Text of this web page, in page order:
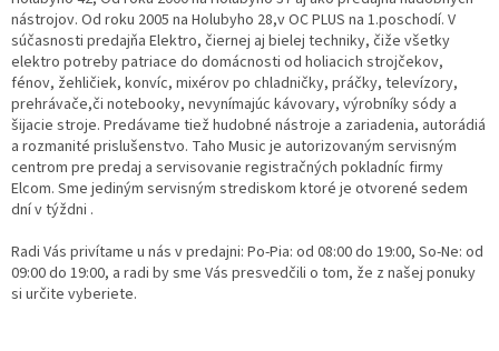
nástrojov. Od roku 2005 na Holubyho 28,v OC PLUS na 1.poschodí. V
súčasnosti predajňa Elektro, čiernej aj bielej techniky, čiže všetky
elektro potreby patriace do domácnosti od holiacich strojčekov,
fénov, žehličiek, konvíc, mixérov po chladničky, práčky, televízory,
prehrávače,či notebooky, nevynímajúc kávovary, výrobníky sódy a
šijacie stroje. Predávame tiež hudobné nástroje a zariadenia, autorádiá
a rozmanité prislušenstvo. Taho Music je autorizovaným servisným
centrom pre predaj a servisovanie registračných pokladníc firmy
Elcom. Sme jediným servisným strediskom ktoré je otvorené sedem
dní v týždni .
Radi Vás privítame u nás v predajni: Po-Pia: od 08:00 do 19:00, So-Ne: od
09:00 do 19:00, a radi by sme Vás presvedčili o tom, že z našej ponuky
si určite vyberiete.